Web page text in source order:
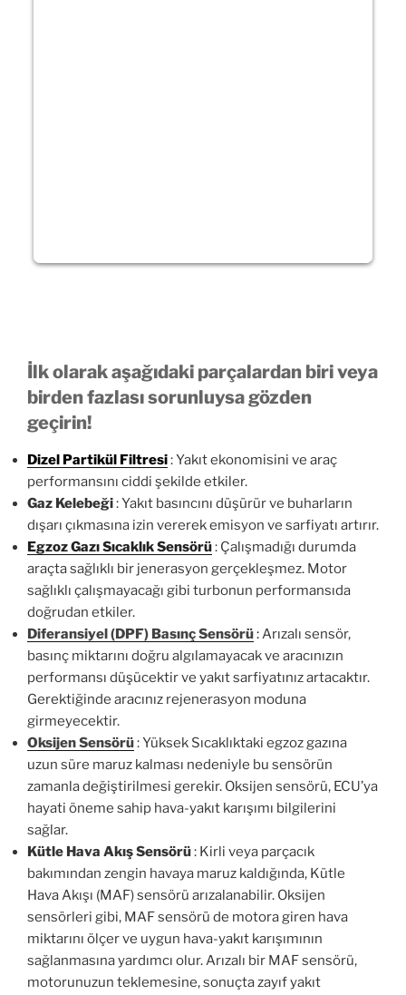
İlk olarak aşağıdaki parçalardan biri veya
birden fazlası sorunluysa gözden
geçirin!
Dizel Partikül Filtresi: Yakıt ekonomisini ve araç
performansını ciddi şekilde etkiler.
Gaz Kelebeği: Yakıt basıncını düşürür ve buharların
dışarı çıkmasına izin vererek emisyon ve sarfiyatı artırır.
Egzoz Gazı Sıcaklık Sensörü: Çalışmadığı durumda
araçta sağlıklı bir jenerasyon gerçekleşmez. Motor
sağlıklı çalışmayacağı gibi turbonun performansıda
doğrudan etkiler.
Diferansiyel (DPF) Basınç Sensörü:Arızalı sensör,
basınç miktarını doğru algılamayacak ve aracınızın
performansı düşücektir ve yakıt sarfiyatınız artacaktır.
Gerektiğinde aracınız rejenerasyon moduna
girmeyecektir.
Oksijen Sensörü: Yüksek Sıcaklıktaki egzoz gazına
uzun süre maruz kalması nedeniyle bu sensörün
zamanla değiştirilmesi gerekir. Oksijen sensörü, ECU’ya
hayati öneme sahip hava-yakıt karışımı bilgilerini
sağlar.
Kütle Hava Akış Sensörü: Kirli veya parçacık
bakımından zengin havaya maruz kaldığında, Kütle
Hava Akışı (MAF) sensörü arızalanabilir. Oksijen
sensörleri gibi, MAF sensörü de motora giren hava
miktarını ölçer ve uygun hava-yakıt karışımının
sağlanmasına yardımcı olur. Arızalı bir MAF sensörü,
motorunuzun teklemesine, sonuçta zayıf yakıt